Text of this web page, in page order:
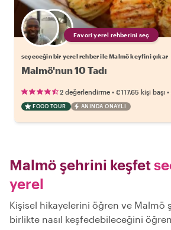
Favori yerel rehberini seç
seçeceğin bir yerel rehber ile Malmö keyfini çıkar
Malmö'nun 10 Tadı
2 değerlendirme • €117.65 kişi başı •
FOOD TOUR ANINDA ONAYLI
Malmö şehrini keşfet
yerel
Kişisel hikayelerini öğren ve Malmö
birlikte nasıl keşfedebileceğini öğren